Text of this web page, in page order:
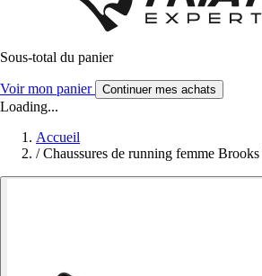
Sous-total du panier
Voir mon panier Continuer mes achats
Loading...
Accueil
/ Chaussures de running femme